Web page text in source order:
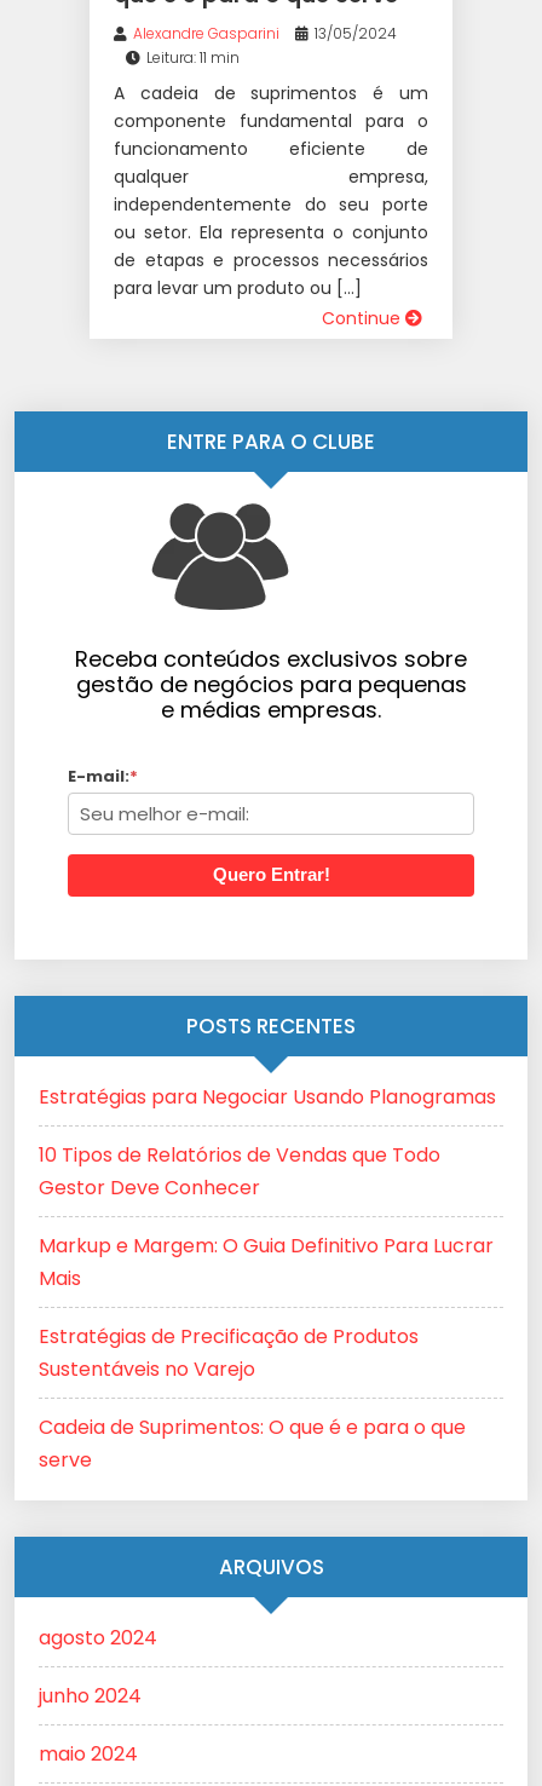
Alexandre Gasparini
13/05/2024
Leitura: 11 min
A cadeia de suprimentos é um
componente fundamental para o
funcionamento eficiente de
qualquer empresa,
independentemente do seu porte
ou setor. Ela representa o conjunto
de etapas e processos necessários
para levar um produto ou […]
Continue
ENTRE PARA O CLUBE
Receba conteúdos exclusivos sobre
gestão de negócios para pequenas
e médias empresas.
E-mail:*
Quero Entrar!
POSTS RECENTES
Estratégias para Negociar Usando Planogramas
10 Tipos de Relatórios de Vendas que Todo
Gestor Deve Conhecer
Markup e Margem: O Guia Definitivo Para Lucrar
Mais
Estratégias de Precificação de Produtos
Sustentáveis no Varejo
Cadeia de Suprimentos: O que é e para o que
serve
ARQUIVOS
agosto 2024
junho 2024
maio 2024